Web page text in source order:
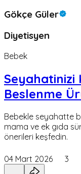
Gökçe Güler
Diyetisyen
Bebek
Seyahatinizi
Beslenme
Bebekle seyahatte
mama ve ek gıda
önerileri keşfedin.
04 Mart 2026 3